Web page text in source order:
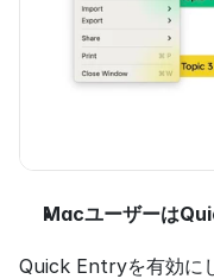
Macユーザーは
Quick Entryを有効に